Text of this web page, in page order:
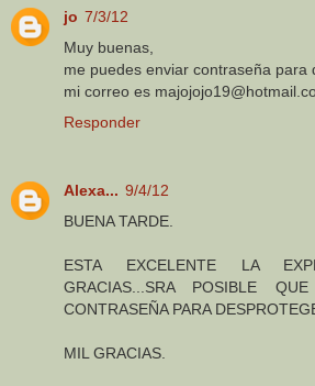
jo 7/3/12
Muy buenas,
me puedes enviar contraseña para
mi correo es
Responder
Alexa... 9/4/12
BUENA TARDE.
ESTA EXCELENTE LA
GRACIAS...SRA POSIBLE
CONTRASEÑA PARA
MIL GRACIAS.